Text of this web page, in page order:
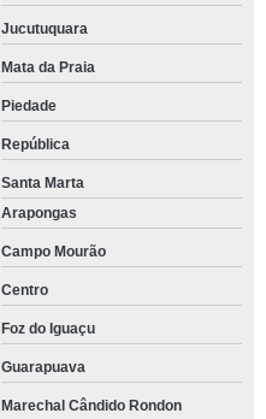
Jucutuquara
Mata da Praia
Piedade
República
Santa Marta
Arapongas
Campo Mourão
Centro
Foz do Iguaçu
Guarapuava
Marechal Cândido Rondon